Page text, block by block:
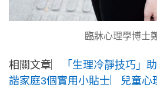
臨牀心理學博士
相關文章︳
「生理冷靜技巧」
諧家庭3個實用小貼士︳兒童心